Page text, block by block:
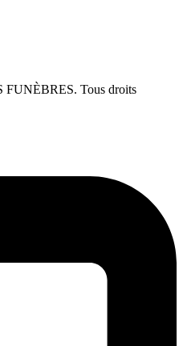
Tous droits